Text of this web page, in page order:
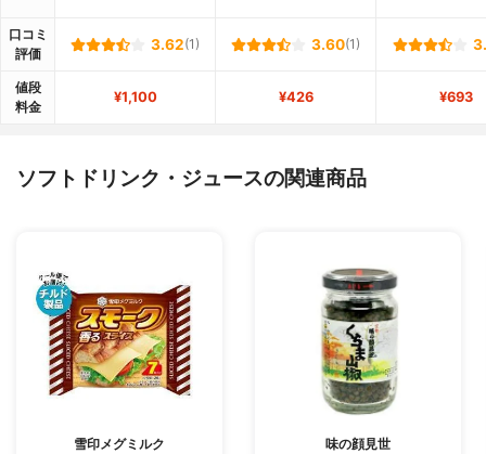
口コミ
評価
3.62(1) 3.60(1)
値段
料金
¥1,100 ¥426 ¥693
ソフトドリンク・ジュースの関連商品
雪印メグミルク
味の顔見世